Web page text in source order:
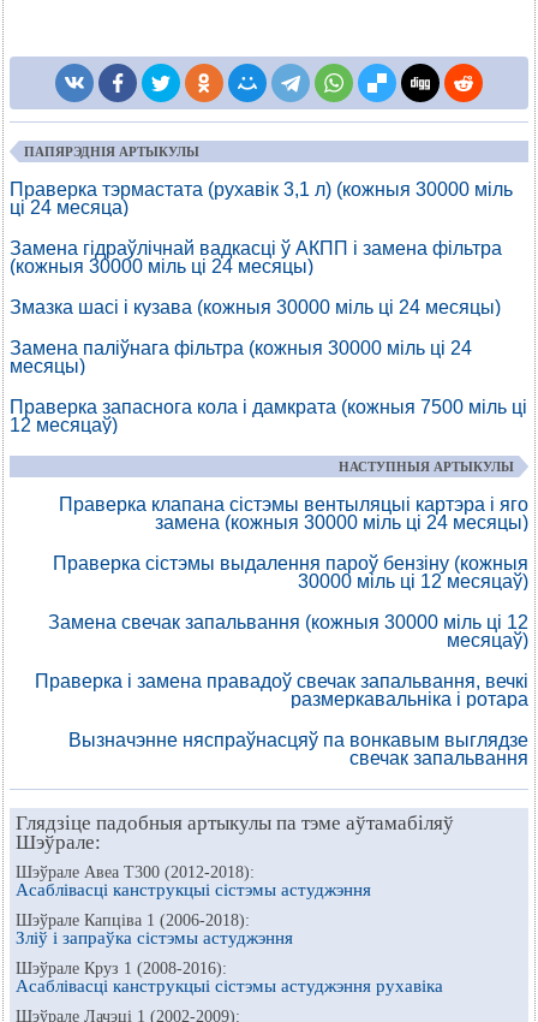
ПАПЯРЭДНІЯ АРТЫКУЛЫ
Праверка тэрмастата (рухавік 3,1 л) (кожныя 30000 міль
ці 24 месяца)
Замена гідраўлічнай вадкасці ў АКПП і замена фільтра
(кожныя 30000 міль ці 24 месяцы)
Змазка шасі і кузава (кожныя 30000 міль ці 24 месяцы)
Замена паліўнага фільтра (кожныя 30000 міль ці 24
месяцы)
Праверка запаснога кола і дамкрата (кожныя 7500 міль ці
12 месяцаў)
НАСТУПНЫЯ АРТЫКУЛЫ
Праверка клапана сістэмы вентыляцыі картэра і яго
замена (кожныя 30000 міль ці 24 месяцы)
Праверка сістэмы выдалення пароў бензіну (кожныя
30000 міль ці 12 месяцаў)
Замена свечак запальвання (кожныя 30000 міль ці 12
месяцаў)
Праверка і замена правадоў свечак запальвання, вечкі
размеркавальніка і ротара
Вызначэнне няспраўнасцяў па вонкавым выглядзе
свечак запальвання
Глядзіце падобныя артыкулы па тэме аўтамабіляў
Шэўрале:
Шэўрале Авеа Т300 (2012-2018):
Асаблівасці канструкцыі сістэмы астуджэння
Шэўрале Капціва 1 (2006-2018):
Зліў і запраўка сістэмы астуджэння
Шэўрале Круз 1 (2008-2016):
Асаблівасці канструкцыі сістэмы астуджэння рухавіка
Шэўрале Лачэці 1 (2002-2009):